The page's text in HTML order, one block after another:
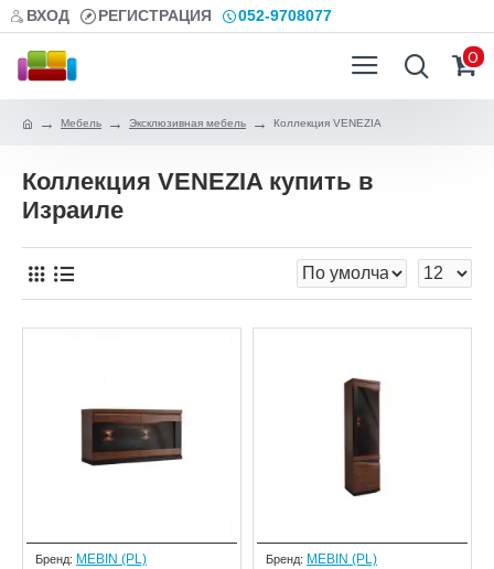
ВХОД РЕГИСТРАЦИЯ 052-9708077
0
Мебель Эксклюзивная мебель Коллекция VENEZIA
Коллекция VENEZIA купить в
Израиле
Бренд: MEBIN (PL) Бренд: MEBIN (PL)